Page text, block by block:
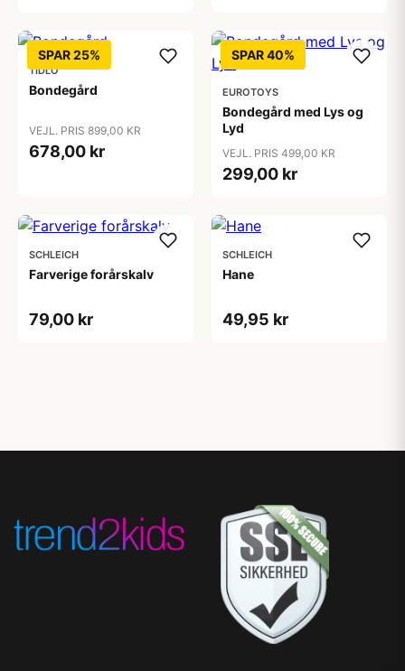
SPAR 25%
TIDLO
Bondegård
VEJL. PRIS 899,00 KR
678,00 kr
SPAR 40%
EUROTOYS
Bondegård med Lys og
Lyd
VEJL. PRIS 499,00 KR
299,00 kr
SCHLEICH
Farverige forårskalv
79,00 kr
SCHLEICH
Hane
49,95 kr